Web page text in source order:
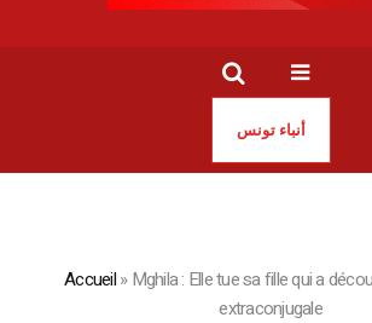
أنباء تونس
Accueil»Mghila : Elle tue sa fille qui a
extraconjugale